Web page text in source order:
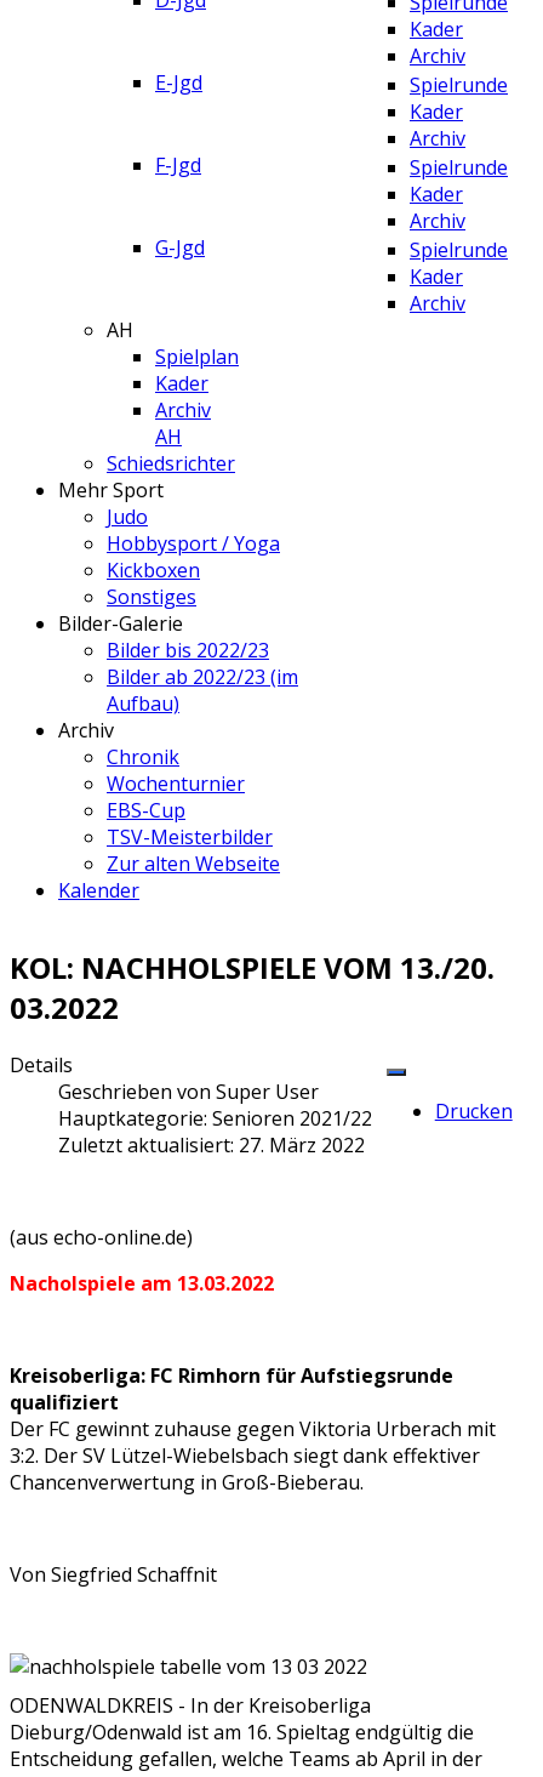
Kader
Archiv
E-Jgd
Spielrunde
Kader
Archiv
F-Jgd
Spielrunde
Kader
Archiv
G-Jgd
Spielrunde
Kader
Archiv
AH
Spielplan
Kader
Archiv
AH
Schiedsrichter
Mehr Sport
Judo
Hobbysport / Yoga
Kickboxen
Sonstiges
Bilder-Galerie
Bilder bis 2022/23
Bilder ab 2022/23 (im
Aufbau)
Archiv
Chronik
Wochenturnier
EBS-Cup
TSV-Meisterbilder
Zur alten Webseite
Kalender
KOL: NACHHOLSPIELE VOM 13./20.
03.2022
Drucken
Details
Geschrieben von Super User
Hauptkategorie: Senioren 2021/22
Zuletzt aktualisiert: 27. März 2022
(aus echo-online.de)
Nacholspiele am 13.03.2022
Kreisoberliga: FC Rimhorn für Aufstiegsrunde
qualifiziert
Der FC gewinnt zuhause gegen Viktoria Urberach mit
3:2. Der SV Lützel-Wiebelsbach siegt dank effektiver
Chancenverwertung in Groß-Bieberau.
Von Siegfried Schaffnit
ODENWALDKREIS - In der Kreisoberliga
Dieburg/Odenwald ist am 16. Spieltag endgültig die
Entscheidung gefallen, welche Teams ab April in der